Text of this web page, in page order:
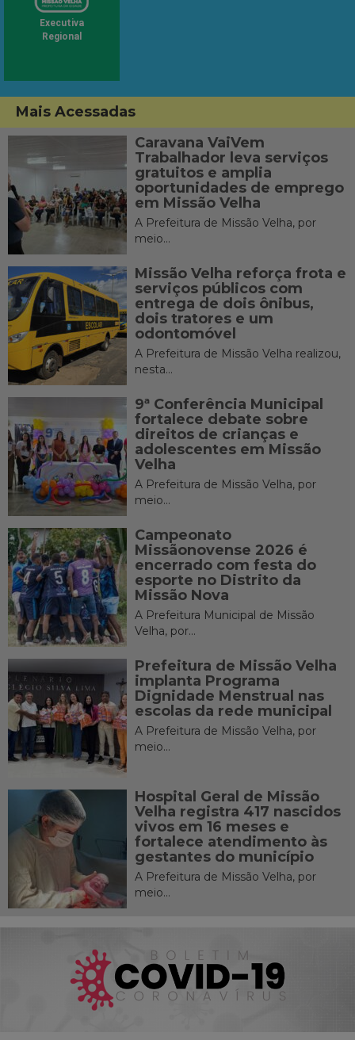
Executiva
Regional
Mais Acessadas
Caravana VaiVem
Trabalhador leva serviços
gratuitos e amplia
oportunidades de emprego
em Missão Velha
A Prefeitura de Missão Velha, por
meio...
Missão Velha reforça frota e
serviços públicos com
entrega de dois ônibus,
dois tratores e um
odontomóvel
A Prefeitura de Missão Velha realizou,
nesta...
9ª Conferência Municipal
fortalece debate sobre
direitos de crianças e
adolescentes em Missão
Velha
A Prefeitura de Missão Velha, por
meio...
Campeonato
Missãonovense 2026 é
encerrado com festa do
esporte no Distrito da
Missão Nova
A Prefeitura Municipal de Missão
Velha, por...
Prefeitura de Missão Velha
implanta Programa
Dignidade Menstrual nas
escolas da rede municipal
A Prefeitura de Missão Velha, por
meio...
Hospital Geral de Missão
Velha registra 417 nascidos
vivos em 16 meses e
fortalece atendimento às
gestantes do município
A Prefeitura de Missão Velha, por
meio...